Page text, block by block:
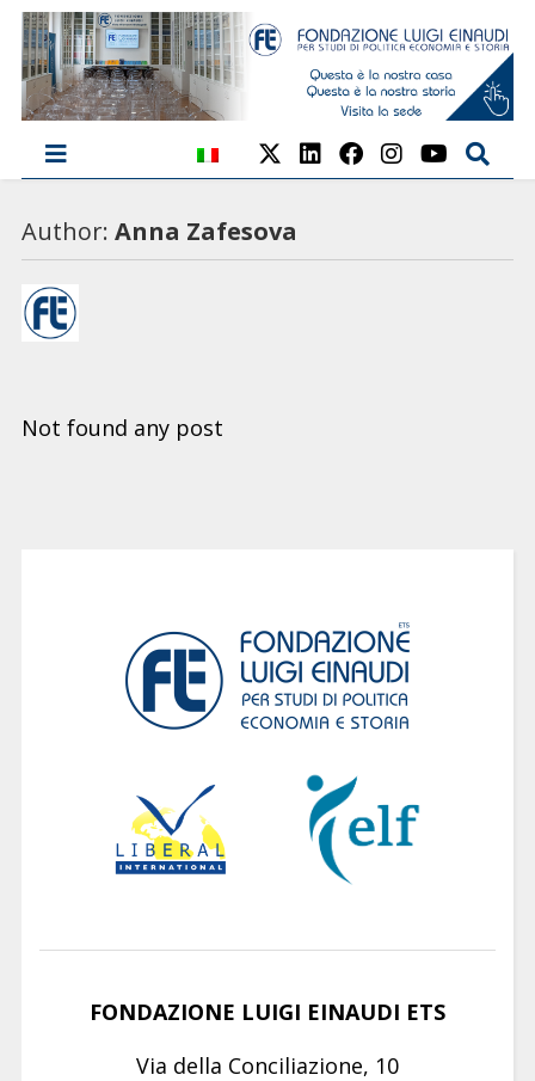
Author: Anna Zafesova
Not found any post
FONDAZIONE LUIGI EINAUDI ETS
Via della Conciliazione, 10